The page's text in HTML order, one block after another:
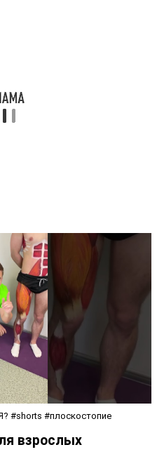
#shorts #плоскостопие
взрослых